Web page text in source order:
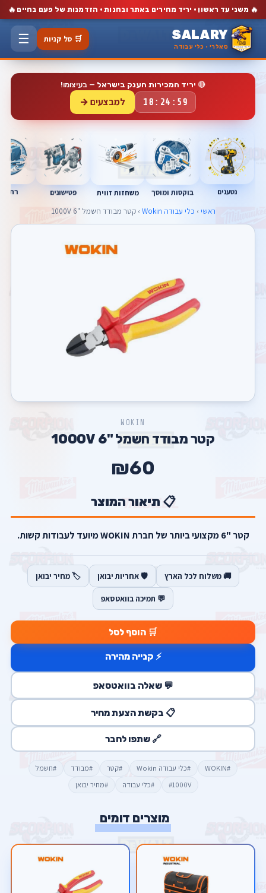
🔥 משני עד ראשון · יריד מחירים באתר ובחנות · הזדמנות של פעם בחיים 🔥
SALARY
סאלרי · כלי עבודה
🛒 סל קניות ☰
🔴 יריד המכירות הענק בישראל — בעיצומו!
18:24:59 למבצעים →
נטענים בוקסות ומוסך משחזות זווית פטישונים
ראשי › כלי עבודה Wokin › קטר מבודד חשמל "6 1000V
WOKIN
קטר מבודד חשמל "6 1000V
₪60
📋 תיאור המוצר
קטר "6 מקצועי ביותר של חברת WOKIN מיועד לעבודות קשות.
🚚 משלוח לכל הארץ 🛡️ אחריות יבואן 🏷️ מחיר יבואן
💬 תמיכה בוואטסאפ
🛒 הוסף לסל
⚡ קנייה מהירה
💬 שאלה בוואטסאפ
📋 בקשת הצעת מחיר
🔗 שתפו לחבר
#WOKIN #כלי עבודה Wokin #קטר #מבודד
#חשמל
#1000V
#כלי עבודה #מחיר יבואן
מוצרים דומים